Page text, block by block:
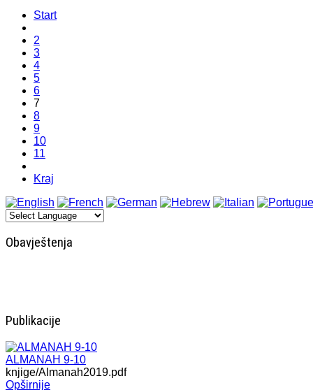
Start
2
3
4
5
6
7
8
9
10
11
Kraj
Obavještenja
Publikacije
ALMANAH 9-10
knjige/Almanah2019.pdf
Opširnije